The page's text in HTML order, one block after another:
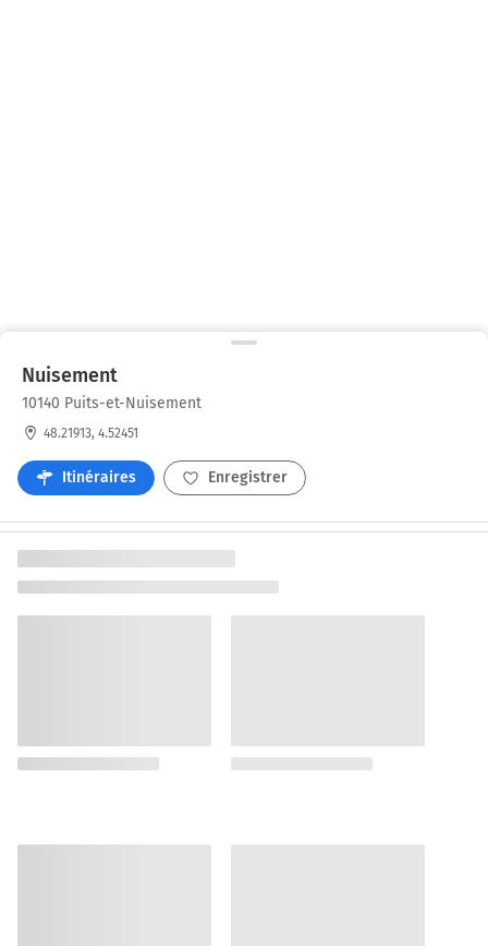
Nuisement
10140 Puits-et-Nuisement
48.21913, 4.52451
Itinéraires Enregistrer